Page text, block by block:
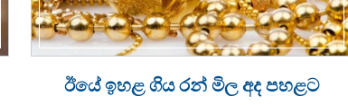
ඊයේ ඉහළ ගිය රන් මිල අද පහළට